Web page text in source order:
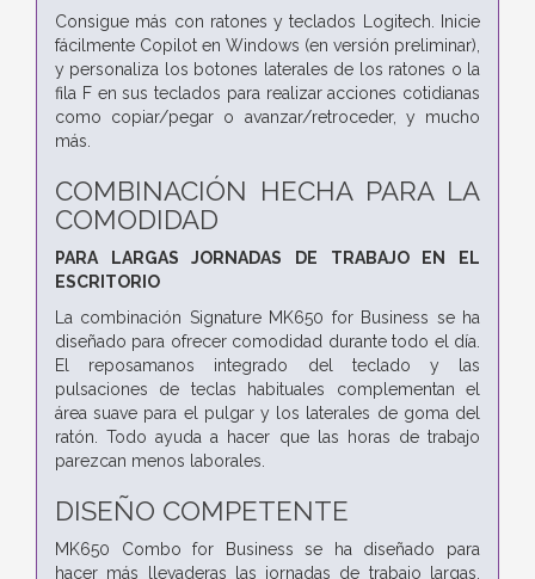
Consigue más con ratones y teclados Logitech. Inicie
fácilmente Copilot en Windows (en versión preliminar),
y personaliza los botones laterales de los ratones o la
fila F en sus teclados para realizar acciones cotidianas
como copiar/pegar o avanzar/retroceder, y mucho
más.
COMBINACIÓN HECHA PARA LA
COMODIDAD
PARA LARGAS JORNADAS DE TRABAJO EN EL
ESCRITORIO
La combinación Signature MK650 for Business se ha
diseñado para ofrecer comodidad durante todo el día.
El reposamanos integrado del teclado y las
pulsaciones de teclas habituales complementan el
área suave para el pulgar y los laterales de goma del
ratón. Todo ayuda a hacer que las horas de trabajo
parezcan menos laborales.
DISEÑO COMPETENTE
MK650 Combo for Business se ha diseñado para
hacer más llevaderas las jornadas de trabajo largas.